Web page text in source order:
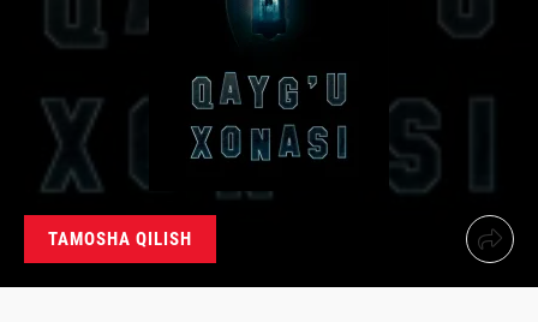
TAMOSHA QILISH